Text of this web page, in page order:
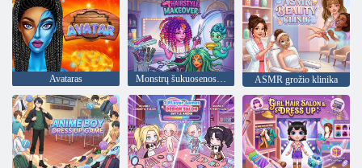
Avataras Monstrų šukuosenos perdarymas ASMR grožio klinika